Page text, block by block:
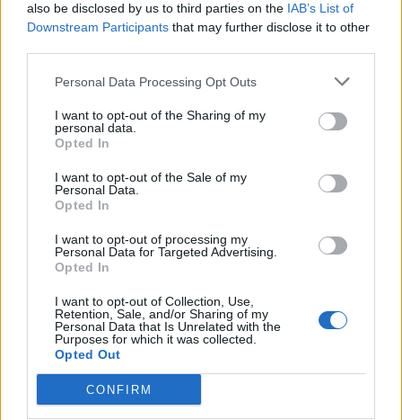
also be disclosed by us to third parties on the IAB’s List of
Downstream Participants that may further disclose it to other
Personal Data Processing Opt Outs
I want to opt-out of the Sharing of my
personal data.
Opted In
I want to opt-out of the Sale of my
Personal Data.
Opted In
I want to opt-out of processing my
Personal Data for Targeted Advertising.
Opted In
I want to opt-out of Collection, Use,
Retention, Sale, and/or Sharing of my
Personal Data that Is Unrelated with the
Purposes for which it was collected.
Opted Out
CONFIRM